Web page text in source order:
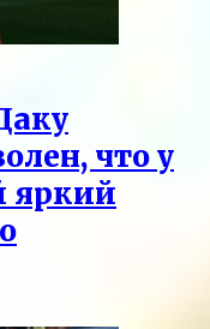
что у
яркий